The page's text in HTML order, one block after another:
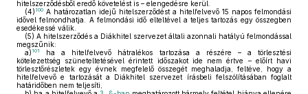
hitelszerződésből eredő követelést is – elengedésre kerül.
(4) 100 A határozatlan idejű hitelszerződést a hitelfelvevő 15 napos felmondási
idővel felmondhatja. A felmondási idő elteltével a teljes tartozás egy összegben
esedékessé válik.
(5) A hitelszerződés a Diákhitel szervezet általi azonnali hatályú felmondással
megszűnik:
a) 101
ha a hitelfelvevő hátralékos tartozása a részére – a törlesztési
kötelezettség szüneteltetésével érintett időszakot ide nem értve – előírt havi
törlesztőrészletek egy évnek megfelelő összegét meghaladja, feltéve, hogy a
hitelfelvevő e tartozását a Diákhitel szervezet írásbeli felszólításában foglalt
határidőben nem teljesíti,